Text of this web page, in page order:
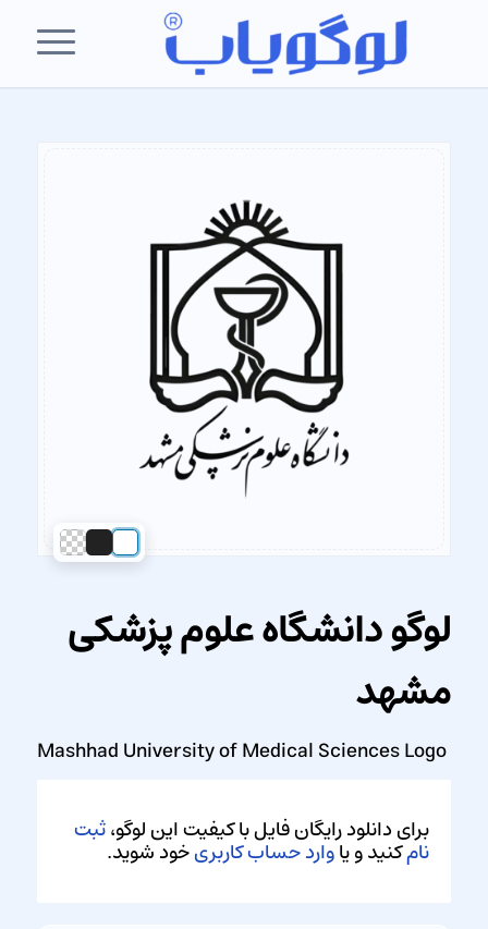
لوگو دانشگاه علوم پزشکی
مشهد
Mashhad University of Medical Sciences Logo
برای دانلود رایگان فایل با کیفیت این لوگو،ثبت
نامکنید و یاوارد حساب کاربریخود شوید.